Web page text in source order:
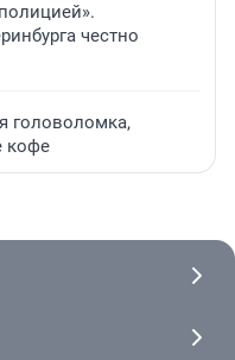
честно
головоломка,
кофе